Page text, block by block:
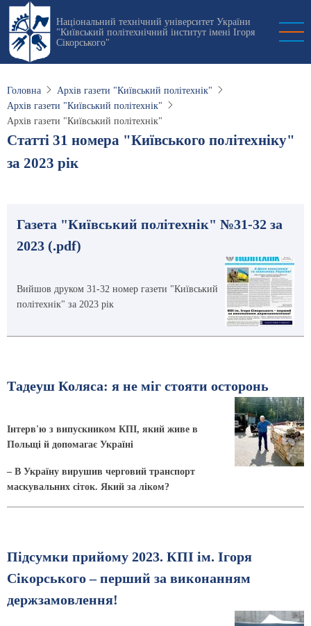
Перейти
основного
вмісту
Національний технічний університет України
"Київський політехнічний інститут імені Ігоря
Сікорського"
Головна
Архів газети "Київський політехнік"
Архів газети "Київський політехнік"
Архів газети "Київський політехнік"
Статті 31 номера "Київського політехніку"
за 2023 рік
Газета "Київський політехнік" №31-32 за
2023 (.pdf)
Вийшов друком 31-32 номер газети "Київський
політехнік" за 2023 рік
Тадеуш Коляса: я не міг стояти осторонь
Інтерв'ю з випускником КПІ, який живе в
Польщі й допомагає Україні
– В Україну вирушив черговий транспорт
маскувальних сіток. Який за ліком?
Підсумки прийому 2023. КПІ ім. Ігоря
Сікорського – перший за виконанням
держзамовлення!